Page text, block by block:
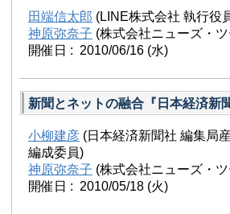
田端信太郎 (LINE株式会社 執行役
神原弥奈子 (株式会社ニューズ・
開催日 : 2010/06/16 (水)
新聞とネットの融合『日本経済新
小柳建彦 (日本経済新聞社 編集局
編成委員)
神原弥奈子 (株式会社ニューズ・
開催日 : 2010/05/18 (火)